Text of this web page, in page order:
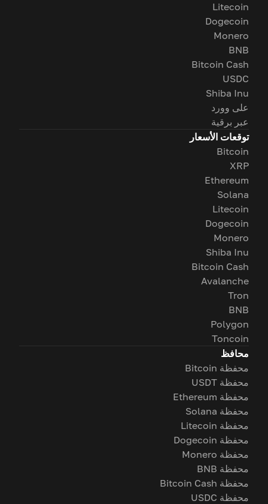
Litecoin
Dogecoin
Monero
BNB
Bitcoin Cash
USDC
Shiba Inu
على وورد
عبر برقية
توقعات الأسعار
Bitcoin
XRP
Ethereum
Solana
Litecoin
Dogecoin
Monero
Shiba Inu
Bitcoin Cash
Avalanche
Tron
BNB
Polygon
Toncoin
محافظ
محفظة Bitcoin
محفظة USDT
محفظة Ethereum
محفظة Solana
محفظة Litecoin
محفظة Dogecoin
محفظة Monero
محفظة BNB
محفظة Bitcoin Cash
محفظة USDC